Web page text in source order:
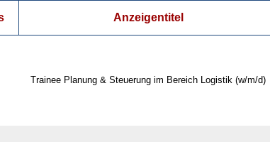
Anzeigentitel
Trainee Planung & Steuerung im Bereich Logistik (w/m/d)